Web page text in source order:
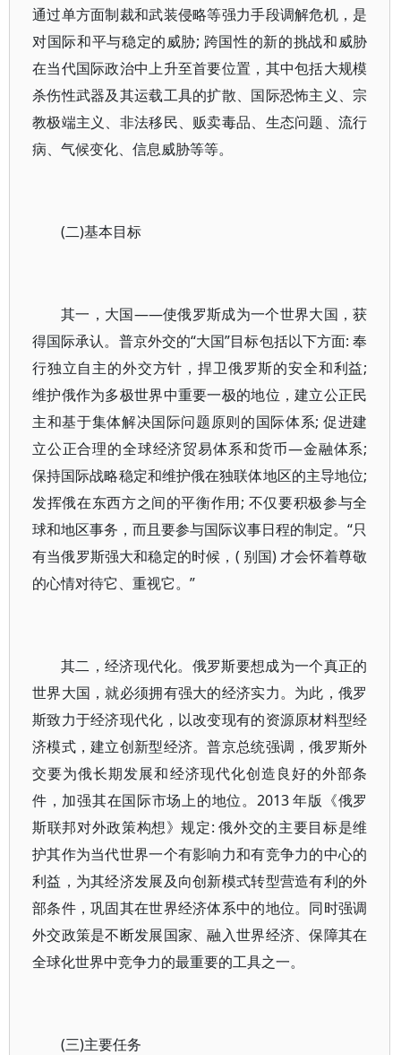
通过单方面制裁和武装侵略等强力手段调解危机，是
对国际和平与稳定的威胁; 跨国性的新的挑战和威胁
在当代国际政治中上升至首要位置，其中包括大规模
杀伤性武器及其运载工具的扩散、国际恐怖主义、宗
教极端主义、非法移民、贩卖毒品、生态问题、流行
病、气候变化、信息威胁等等。
(二)基本目标
其一，大国——使俄罗斯成为一个世界大国，获
得国际承认。普京外交的“大国”目标包括以下方面: 奉
行独立自主的外交方针，捍卫俄罗斯的安全和利益;
维护俄作为多极世界中重要一极的地位，建立公正民
主和基于集体解决国际问题原则的国际体系; 促进建
立公正合理的全球经济贸易体系和货币—金融体系;
保持国际战略稳定和维护俄在独联体地区的主导地位;
发挥俄在东西方之间的平衡作用; 不仅要积极参与全
球和地区事务，而且要参与国际议事日程的制定。“只
有当俄罗斯强大和稳定的时候，( 别国) 才会怀着尊敬
的心情对待它、重视它。”
其二，经济现代化。俄罗斯要想成为一个真正的
世界大国，就必须拥有强大的经济实力。为此，俄罗
斯致力于经济现代化，以改变现有的资源原材料型经
济模式，建立创新型经济。普京总统强调，俄罗斯外
交要为俄长期发展和经济现代化创造良好的外部条
件，加强其在国际市场上的地位。2013 年版《俄罗
斯联邦对外政策构想》规定: 俄外交的主要目标是维
护其作为当代世界一个有影响力和有竞争力的中心的
利益，为其经济发展及向创新模式转型营造有利的外
部条件，巩固其在世界经济体系中的地位。同时强调
外交政策是不断发展国家、融入世界经济、保障其在
全球化世界中竞争力的最重要的工具之一。
(三)主要任务